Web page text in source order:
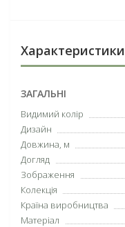
Характеристики
ЗАГАЛЬНІ
Видимий колір
Дизайн
Довжина, м
Догляд
Зображення
Колекція
Країна виробництва
Матеріал